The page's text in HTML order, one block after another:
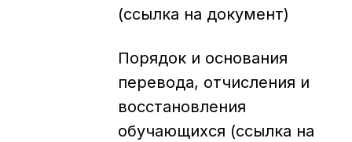
(ссылка на документ)
Порядок и основания
перевода, отчисления и
восстановления
обучающихся (ссылка на